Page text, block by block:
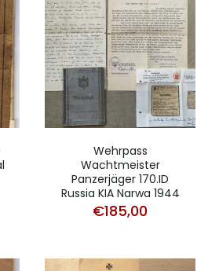
Wehrpass
Wachtmeister
Panzerjäger 170.ID
Russia KIA Narwa 1944
€185,00